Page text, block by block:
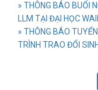
» THÔNG BÁO BUỔI
LLM TẠI ĐẠI HỌC
» THÔNG BÁO
TRÌNH TRAO ĐỔI